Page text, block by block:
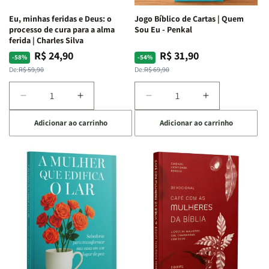
Espirituais
|
Estela
Espirituais
|
Eu, minhas feridas e Deus: o
processo de cura para a alma
ferida | Charles Silva
-58%
Preço
normal
De:R$ 59,90
Preço
promocional
R$ 24,90
Diminuir
a
quantidade
de
Eu,
minhas
feridas
e
Deus:
o
processo
de
cura
para
Aumentar
a
quantidade
de
Eu,
minhas
feridas
e
Deus:
o
processo
de
cura
para
Adicionar ao carrinho
Jogo Bíblico de Cartas | Quem
Sou Eu - Penkal
-54%
Preço
normal
De:R$ 69,90
Preço
promocional
R$ 31,90
Diminuir
a
quantidade
de
Jogo
Bíblico
de
Cartas
Quem
Sou
Eu
Penkal
Aumentar
a
quantidade
de
Jogo
Bíblico
Cartas
|
Quem
Sou
Eu
-
Penkal
Adicionar ao carrinho